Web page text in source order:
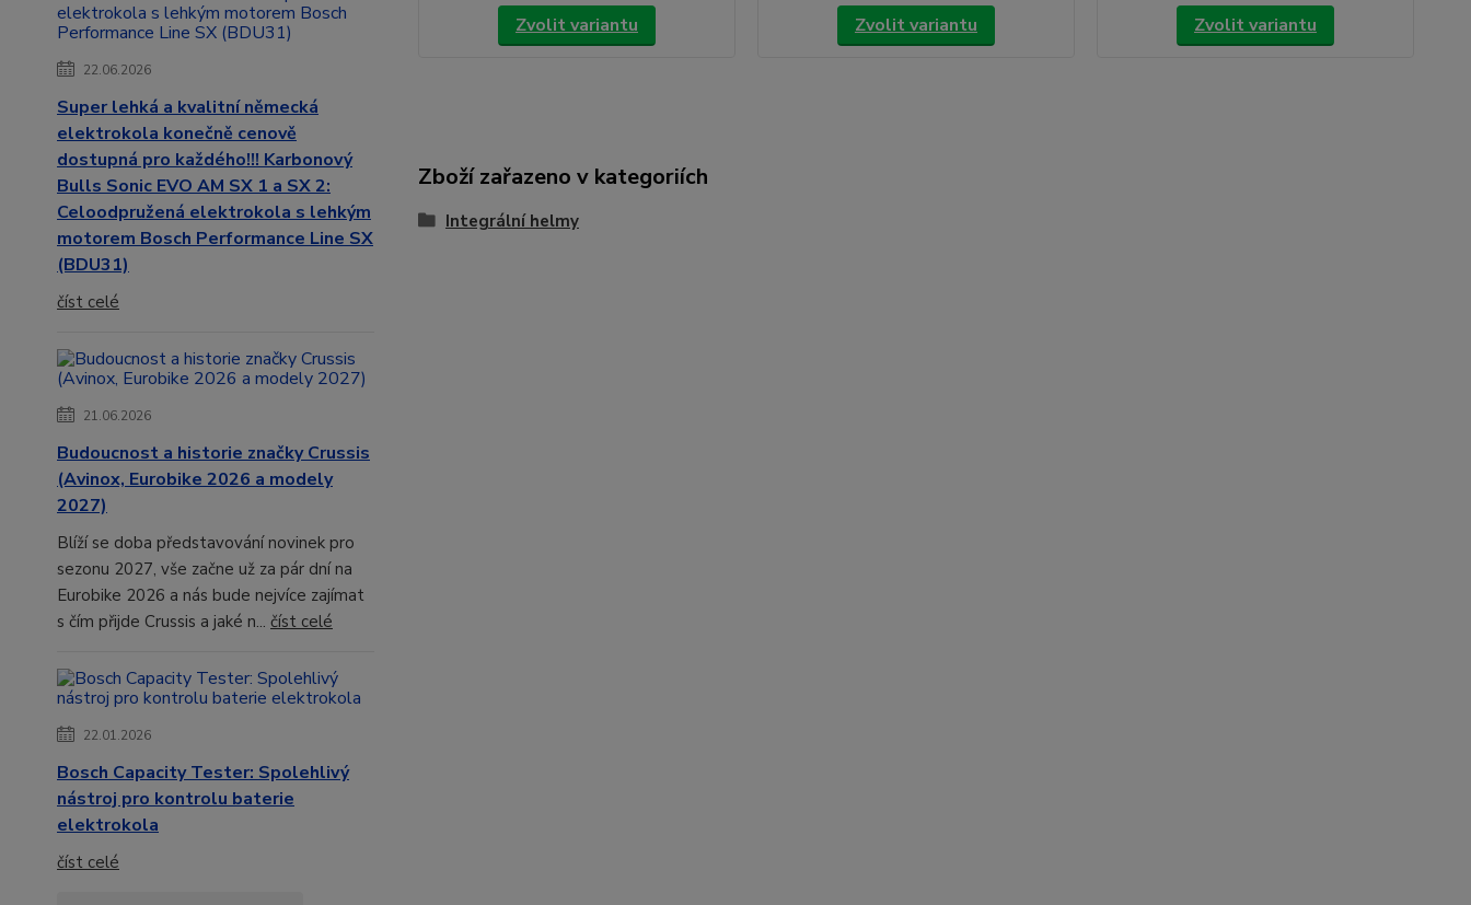
22.06.2026
Super lehká a kvalitní německá
elektrokola konečně cenově
dostupná pro každého!!! Karbonový
Bulls Sonic EVO AM SX 1 a SX 2:
Celoodpružená elektrokola s lehkým
motorem Bosch Performance Line SX
(BDU31)
číst celé
21.06.2026
Budoucnost a historie značky Crussis
(Avinox, Eurobike 2026 a modely
2027)
Blíží se doba představování novinek pro
sezonu 2027, vše začne už za pár dní na
Eurobike 2026 a nás bude nejvíce zajímat
s čím přijde Crussis a jaké n... číst celé
22.01.2026
Bosch Capacity Tester: Spolehlivý
nástroj pro kontrolu baterie
elektrokola
číst celé
Zvolit variantu Zvolit variantu Zvolit variantu
Zboží zařazeno v kategoriích
Integrální helmy